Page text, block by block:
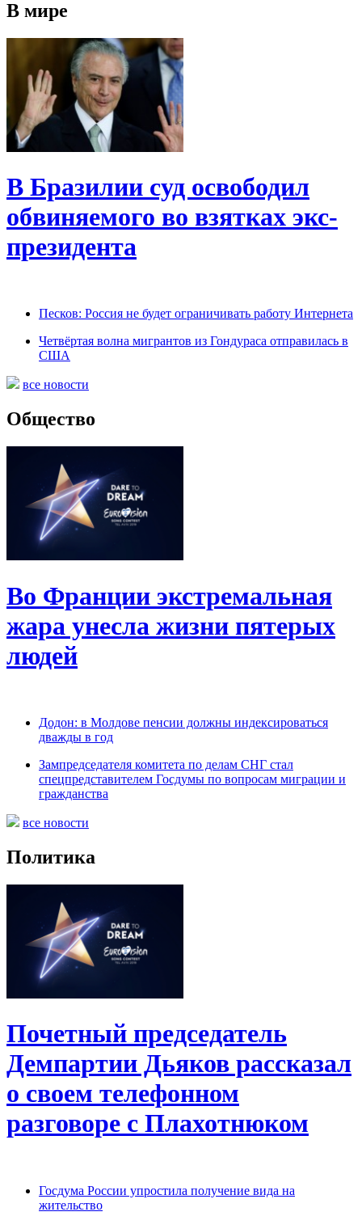
В мире
В Бразилии суд освободил
обвиняемого во взятках экс-
президента
Песков: Россия не будет ограничивать работу Интернета
Четвёртая волна мигрантов из Гондураса отправилась в
США
все новости
Общество
Во Франции экстремальная
жара унесла жизни пятерых
людей
Додон: в Молдове пенсии должны индексироваться
дважды в год
Зампредседателя комитета по делам СНГ стал
спецпредставителем Госдумы по вопросам миграции и
гражданства
все новости
Политика
Почетный председатель
Демпартии Дьяков рассказал
о своем телефонном
разговоре с Плахотнюком
Госдума России упростила получение вида на
жительство